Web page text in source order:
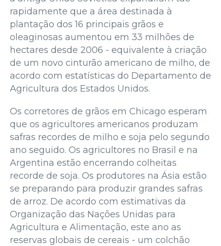
rapidamente que a área destinada à
plantação dos 16 principais grãos e
oleaginosas aumentou em 33 milhões de
hectares desde 2006 - equivalente à criação
de um novo cinturão americano de milho, de
acordo com estatísticas do Departamento de
Agricultura dos Estados Unidos.
Os corretores de grãos em Chicago esperam
que os agricultores americanos produzam
safras recordes de milho e soja pelo segundo
ano seguido. Os agricultores no Brasil e na
Argentina estão encerrando colheitas
recorde de soja. Os produtores na Ásia estão
se preparando para produzir grandes safras
de arroz. De acordo com estimativas da
Organização das Nações Unidas para
Agricultura e Alimentação, este ano as
reservas globais de cereais - um colchão